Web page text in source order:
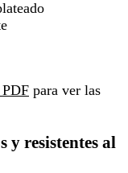
PDF para ver las
y resistentes al